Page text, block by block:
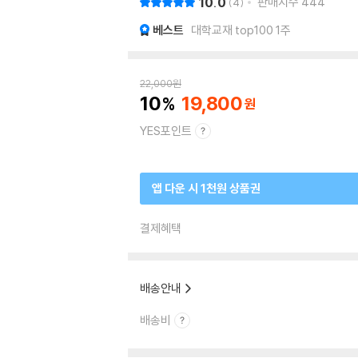
베스트 대학교재 top100 1주
22,000원
10 19,800
YES포인트
앱 다운 시 1천원 상품권
결제혜택
배송안내
배송비